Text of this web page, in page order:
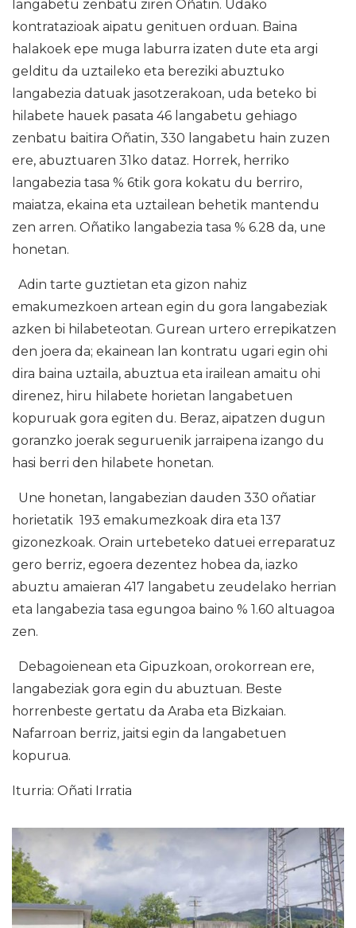
langabetu zenbatu ziren Oñatin. Udako
kontratazioak aipatu genituen orduan. Baina
halakoek epe muga laburra izaten dute eta argi
gelditu da uztaileko eta bereziki abuztuko
langabezia datuak jasotzerakoan, uda beteko bi
hilabete hauek pasata 46 langabetu gehiago
zenbatu baitira Oñatin, 330 langabetu hain zuzen
ere, abuztuaren 31ko dataz. Horrek, herriko
langabezia tasa % 6tik gora kokatu du berriro,
maiatza, ekaina eta uztailean behetik mantendu
zen arren. Oñatiko langabezia tasa % 6.28 da, une
honetan.
Adin tarte guztietan eta gizon nahiz
emakumezkoen artean egin du gora langabeziak
azken bi hilabeteotan. Gurean urtero errepikatzen
den joera da; ekainean lan kontratu ugari egin ohi
dira baina uztaila, abuztua eta irailean amaitu ohi
direnez, hiru hilabete horietan langabetuen
kopuruak gora egiten du. Beraz, aipatzen dugun
goranzko joerak seguruenik jarraipena izango du
hasi berri den hilabete honetan.
Une honetan, langabezian dauden 330 oñatiar
horietatik 193 emakumezkoak dira eta 137
gizonezkoak. Orain urtebeteko datuei erreparatuz
gero berriz, egoera dezentez hobea da, iazko
abuztu amaieran 417 langabetu zeudelako herrian
eta langabezia tasa egungoa baino % 1.60 altuagoa
zen.
Debagoienean eta Gipuzkoan, orokorrean ere,
langabeziak gora egin du abuztuan. Beste
horrenbeste gertatu da Araba eta Bizkaian.
Nafarroan berriz, jaitsi egin da langabetuen
kopurua.
Iturria: Oñati Irratia